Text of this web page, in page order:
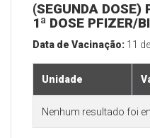
(SEGUNDA DOSE)
1ª DOSE PFIZER/
Data de Vacinação: 11
Unidade
Nenhum resultado foi